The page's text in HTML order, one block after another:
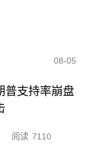
08-05
普支持率崩盘
阅读 7110